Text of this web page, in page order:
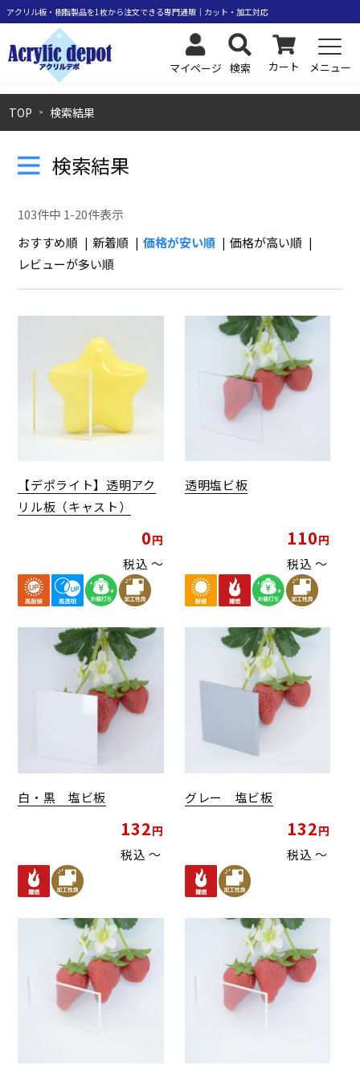
マイページ 検索 カート メニュー
TOP 検索結果
検索結果
おすすめ順 新着順 価格が安い順
価格が高い順
レビューが多い順
103件中 1-20件表示
【デポライト】透明アク
リル板（キャスト）
0
税込 〜
透明塩ビ板
110
税込 〜
白・黒 塩ビ板
132
税込 〜
グレー 塩ビ板
132
税込 〜